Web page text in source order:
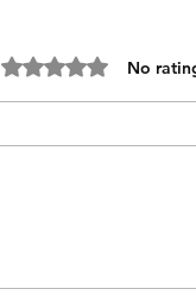
Rated 0 out of 5 stars. No